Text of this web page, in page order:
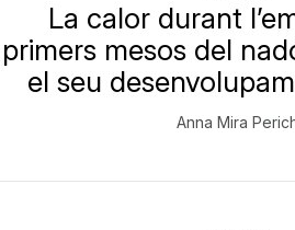
La calor durant
primers mesos del
el seu
Anna Mira